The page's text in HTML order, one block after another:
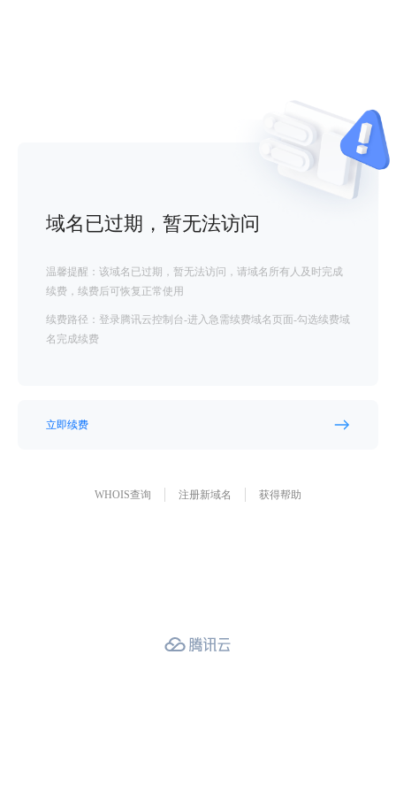
域名已过期，暂无法访问
温馨提醒：该域名已过期，暂无法访问，请域名所有人及时完成
续费，续费后可恢复正常使用
续费路径：登录腾讯云控制台-进入急需续费域名页面-勾选续费域
名完成续费
立即续费
WHOIS查询 注册新域名 获得帮助